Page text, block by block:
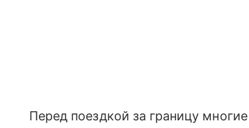
Перед поездкой за границу